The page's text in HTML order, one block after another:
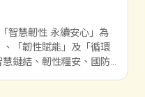
智慧韌性 永續安心」為
「韌性賦能」及「循環
鏈結、韌性糧安、國防